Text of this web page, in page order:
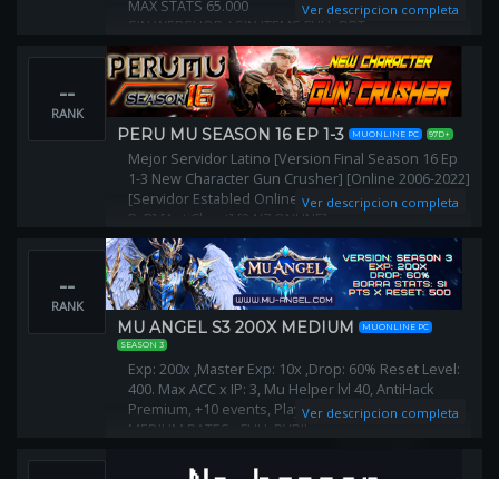
MAX STATS 65.000
SIN WEBSHOP / SIN ITEMS FULL OPT
XSHOP
SPOTS EN TODOS LOS MAPAS
PLAY TO WIN
Ver descripcion completa
--
RANK
PERU MU SEASON 16 EP 1-3 MUONLINE PC 97D+
Mejor Servidor Latino [Version Final Season 16 Ep
1-3 New Character Gun Crusher] [Online 2006-2022]
[Servidor Establed Online 2006- 2021] [Balanced
PvP] [AntiCheat] [24/7 ONLINE]
Ver descripcion completa
--
RANK
MU ANGEL S3 200X MEDIUM
MUONLINE PC
SEASON 3
Exp: 200x ,Master Exp: 10x ,Drop: 60% Reset Level:
400. Max ACC x IP: 3, Mu Helper lvl 40, AntiHack
Premium, +10 events, Play2win, PACK BIENVENIDA -
MEDIUM RATES - FULL PVP!!
Ver descripcion completa